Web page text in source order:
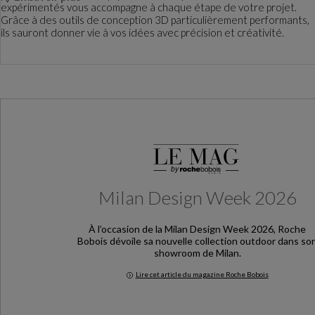
expérimentés vous accompagne à chaque étape de votre projet.
Grâce à des outils de conception 3D particulièrement performants,
ils sauront donner vie à vos idées avec précision et créativité.
Milan Design Week 2026
À l’occasion de la Milan Design Week 2026, Roche
Bobois dévoile sa nouvelle collection outdoor dans
showroom de Milan.
Lire cet article du magazine Roche Bobois
Milan Design Week 2026